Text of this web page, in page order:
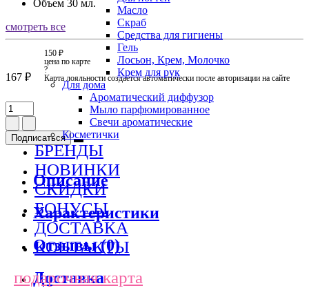
Масло
Скраб
Средства для гигиены
Гель
Лосьон, Крем, Молочко
Крем для рук
Для дома
Ароматический диффузор
Мыло парфюмированное
Свечи ароматические
Косметички
БРЕНДЫ
НОВИНКИ
СКИДКИ
БОНУСЫ
ДОСТАВКА
КОНТАКТЫ
подарочная карта
Объем 30 мл.
смотреть все
167 ₽
150 ₽
цена по карте
?
Карта лояльности создается автоматически после авторизации на сайте
Подписаться
Описание
Характеристики
Отзывы (0)
Доставка